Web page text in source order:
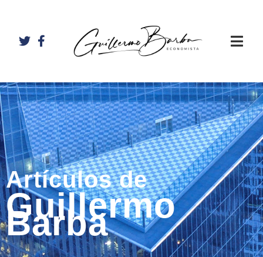
Artículos de
Guillermo
Barba